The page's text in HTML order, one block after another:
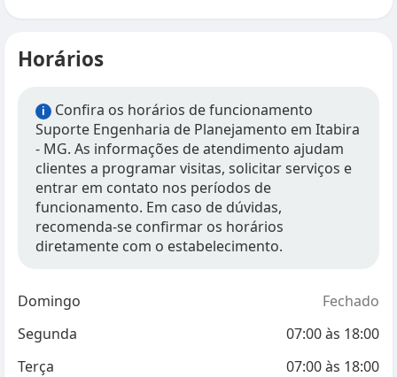
Horários
i
Confira os horários de funcionamento
Suporte Engenharia de Planejamento em Itabira
- MG. As informações de atendimento ajudam
clientes a programar visitas, solicitar serviços e
entrar em contato nos períodos de
funcionamento. Em caso de dúvidas,
recomenda-se confirmar os horários
diretamente com o estabelecimento.
Domingo
Fechado
Segunda
07:00às 18:00
Terça
07:00às 18:00